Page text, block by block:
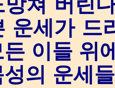
운세가 드
이들 위
의 운세